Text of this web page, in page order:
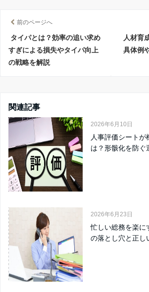
前のページへ
タイパとは？効率の追い求め
すぎによる損失やタイパ向上
の戦略を解説
人材育
具体例
関連記事
2026年6月10日
人事評価シートが
は？形骸化を防ぐ
2026年6月23日
忙しい総務を楽に
の落とし穴と正し